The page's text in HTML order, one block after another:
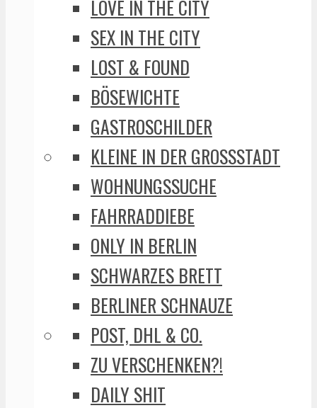
LOVE IN THE CITY
SEX IN THE CITY
LOST & FOUND
BÖSEWICHTE
GASTROSCHILDER
KLEINE IN DER GROSSSTADT
WOHNUNGSSUCHE
FAHRRADDIEBE
ONLY IN BERLIN
SCHWARZES BRETT
BERLINER SCHNAUZE
POST, DHL & CO.
ZU VERSCHENKEN?!
DAILY SHIT